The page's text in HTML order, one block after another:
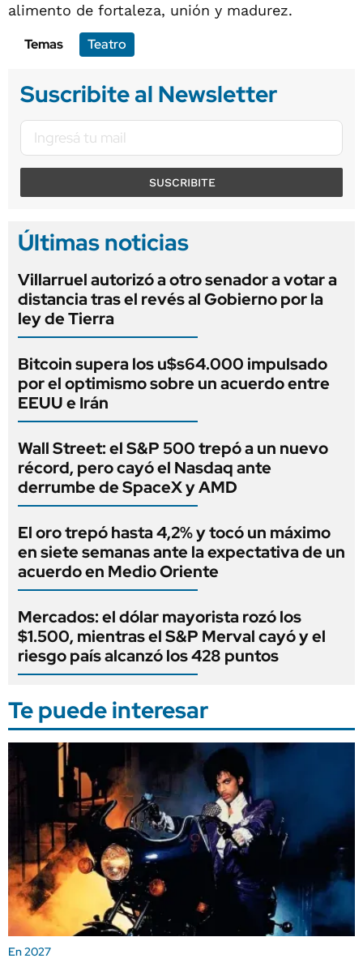
alimento de fortaleza, unión y madurez.
Temas
Teatro
Suscribite al Newsletter
SUSCRIBITE
Últimas noticias
Villarruel autorizó a otro senador a votar a
distancia tras el revés al Gobierno por la
ley de Tierra
Bitcoin supera los u$s64.000 impulsado
por el optimismo sobre un acuerdo entre
EEUU e Irán
Wall Street: el S&P 500 trepó a un nuevo
récord, pero cayó el Nasdaq ante
derrumbe de SpaceX y AMD
El oro trepó hasta 4,2% y tocó un máximo
en siete semanas ante la expectativa de un
acuerdo en Medio Oriente
Mercados: el dólar mayorista rozó los
$1.500, mientras el S&P Merval cayó y el
riesgo país alcanzó los 428 puntos
Te puede interesar
En 2027